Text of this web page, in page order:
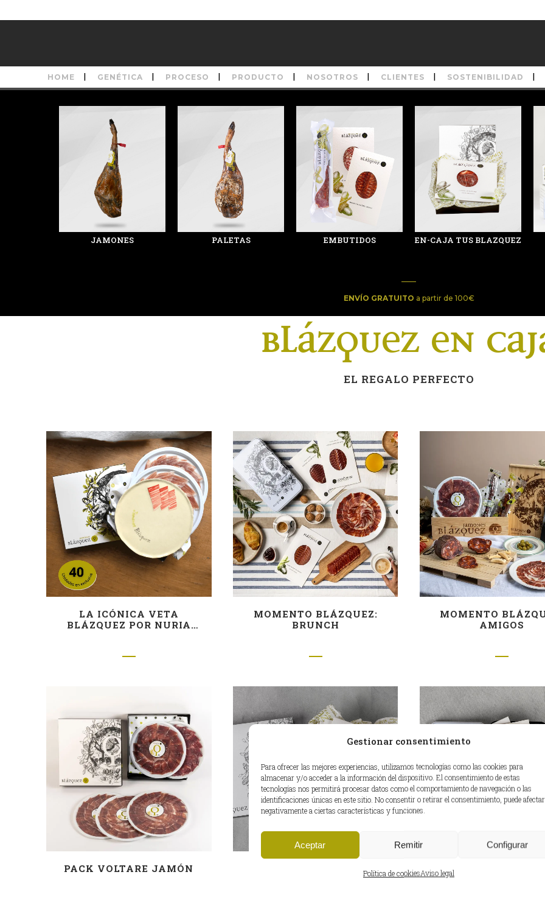
Gestionar consentimiento
Para ofrecer las mejores experiencias, utilizamos tecnologías como las cookies para
almacenar y/o acceder a la información del dispositivo. El consentimiento de estas
tecnologías nos permitirá procesar datos como el comportamiento de navegación o las
identificaciones únicas en este sitio. No consentir o retirar el consentimiento, puede afectar
negativamente a ciertas características y funciones.
Aceptar Remitir Configurar
Política de cookiesAviso legal
HOME GENÉTICA PROCESO PRODUCTO NOSOTROS CLIENTES SOSTENIBILIDAD
JAMONES PALETAS EMBUTIDOS EN-CAJA TUS BLAZQUEZ
ENVÍO GRATUITO a partir de 100€
Blázquez en
EL REGALO PERFECTO
LA ICÓNICA VETA
BLÁZQUEZ POR NURIA
MOMENTO BLÁZQUEZ:
BRUNCH
MOMENTO
AMIGOS
PACK VOLTARE JAMÓN CAJA ÉLITE – JAMÓN CAJA DIAMOND